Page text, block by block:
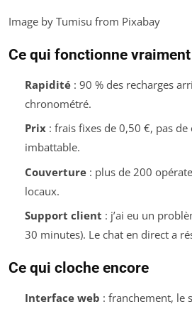
Image by Tumisu from Pixabay
Ce qui fonctionne
Rapidité: 90 % des recharges
chronométré.
Prix: frais fixes de 0,50 €, pas de
imbattable.
Couverture: plus de 200
locaux.
Support client : j’ai eu un
30 minutes). Le chat en direct a
Ce qui cloche encore
Interface web : franchement, le